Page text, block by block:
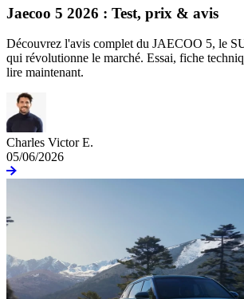
Jaecoo 5 2026 : Test, prix & avis
Découvrez l'avis complet du JAECOO 5, le
qui révolutionne le marché. Essai, fiche
lire maintenant.
Charles Victor E.
05/06/2026